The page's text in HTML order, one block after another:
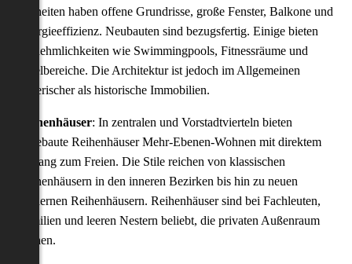
Einheiten haben offene Grundrisse, große Fenster, Balkone und
Energieeffizienz. Neubauten sind bezugsfertig. Einige bieten
Annehmlichkeiten wie Swimmingpools, Fitnessräume und
Spielbereiche. Die Architektur ist jedoch im Allgemeinen
generischer als historische Immobilien.
Reihenhäuser: In zentralen und Vorstadtvierteln bieten
angebaute Reihenhäuser Mehr-Ebenen-Wohnen mit direktem
Zugang zum Freien. Die Stile reichen von klassischen
Reihenhäusern in den inneren Bezirken bis hin zu neuen
modernen Reihenhäusern. Reihenhäuser sind bei Fachleuten,
Familien und leeren Nestern beliebt, die privaten Außenraum
suchen.